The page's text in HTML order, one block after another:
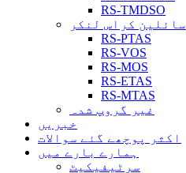
RS-TMDSO
سائلین کراس لنکر
RS-PTAS
RS-VOS
RS-MOS
RS-ETAS
RS-MTAS
غیر گروپ شدہ
خبریں
اکثر پوچھے گئے سوالات
ہمارے بارے میں
سرٹیفیکیٹ